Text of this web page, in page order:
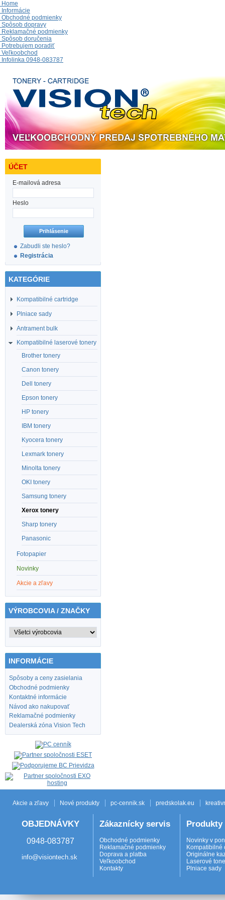
Home
Informácie
Obchodné podmienky
Spôsob dopravy
Reklamačné podmienky
Spôsob doručenia
Potrebujem poradiť
Veľkoobchod
Infolinka 0948-083787
ÚČET
E-mailová adresa
Heslo
Zabudli ste heslo?
Registrácia
KATEGÓRIE
Kompatibilné cartridge
Plniace sady
Antrament bulk
Kompatibilné laserové tonery
Brother tonery
Canon tonery
Dell tonery
Epson tonery
HP tonery
IBM tonery
Kyocera tonery
Lexmark tonery
Minolta tonery
OKI tonery
Samsung tonery
Xerox tonery
Sharp tonery
Panasonic
Fotopapier
Novinky
Akcie a zľavy
VÝROBCOVIA / ZNAČKY
INFORMÁCIE
Spôsoby a ceny zasielania
Obchodné podmienky
Kontaktné informácie
Návod ako nakupovať
Reklamačné podmienky
Dealerská zóna Vision Tech
Akcie a zľavy Nové produkty pc-cennik.sk predskolak.eu
OBJEDNÁVKY
0948-083787
info@visiontech.sk
Zákaznícky servis
Obchodné podmienky
Reklamačné podmienky
Doprava a platba
Veľkoobchod
Kontakty
Produkty
Novinky v
Kompatibilné
Originálne
Laserové
Plniace sady